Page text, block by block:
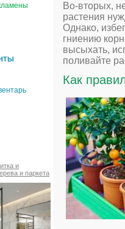
и
и паркета
Во-вторых,
растения
Однако,
гниению
высыхать,
поливайте
Как